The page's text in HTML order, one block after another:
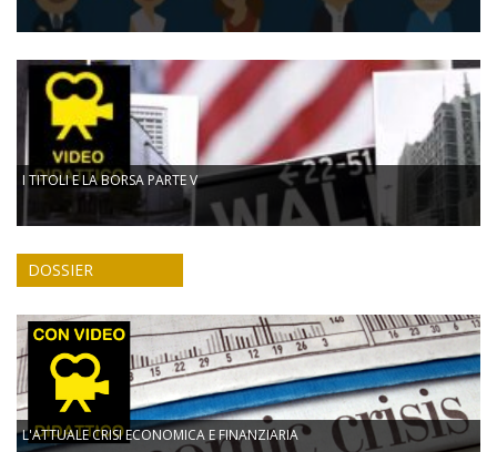
I TITOLI E LA BORSA PARTE V
DOSSIER
L'ATTUALE CRISI ECONOMICA E FINANZIARIA